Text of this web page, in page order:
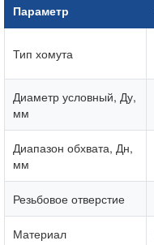
Параметр
Тип хомута
Диаметр условный, Ду,
мм
Диапазон обхвата, Дн,
мм
Резьбовое отверстие
Материал